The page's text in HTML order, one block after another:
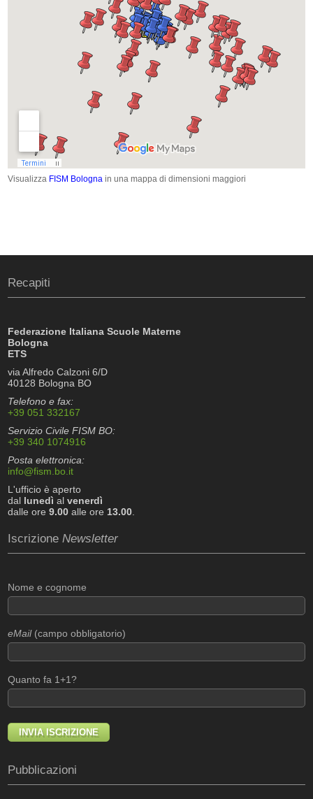
Visualizza FISM Bologna in una mappa di dimensioni maggiori
Recapiti
Federazione Italiana Scuole Materne
Bologna
ETS
via Alfredo Calzoni 6/D
40128 Bologna BO
Telefono e fax:
+39 051 332167
Servizio Civile FISM BO:
+39 340 1074916
Posta elettronica:
info@fism.bo.it
L'ufficio è aperto
dal lunedì alvenerdì
dalle ore9.00 alle ore 13.00
IscrizioneNewsletter
Nome e cognome
eMail(campo obbligatorio)
Quanto fa 1+1?
Pubblicazioni